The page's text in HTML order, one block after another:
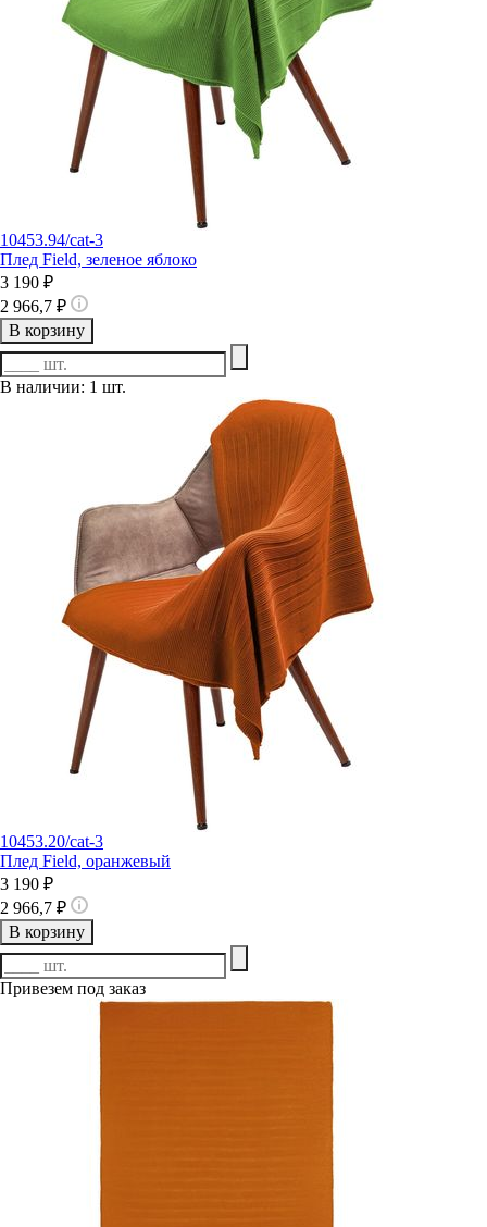
10453.94/cat-3
Плед Field, зеленое яблоко
3 190 ₽
2 966,7 ₽
В корзину
В наличии: 1 шт.
10453.20/cat-3
Плед Field, оранжевый
3 190 ₽
2 966,7 ₽
В корзину
Привезем под заказ